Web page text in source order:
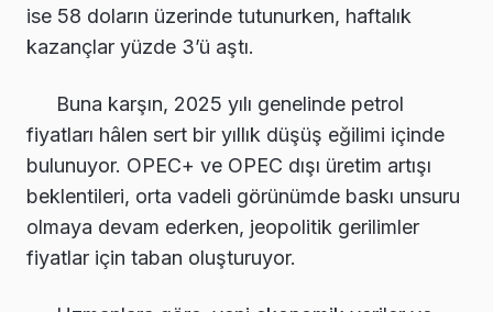
ise 58 doların üzerinde tutunurken, haftalık
kazançlar yüzde 3’ü aştı.
Buna karşın, 2025 yılı genelinde petrol
fiyatları hâlen sert bir yıllık düşüş eğilimi içinde
bulunuyor. OPEC+ ve OPEC dışı üretim artışı
beklentileri, orta vadeli görünümde baskı unsuru
olmaya devam ederken, jeopolitik gerilimler
fiyatlar için taban oluşturuyor.